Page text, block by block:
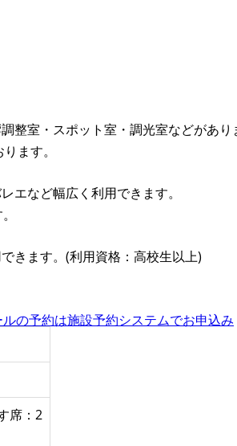
整室・スポット室・調光室などがあり
ます。
エなど幅広く利用できます。
きます。(利用資格：高校生以上)
の予約は施設予約システムでお申込み
席：2